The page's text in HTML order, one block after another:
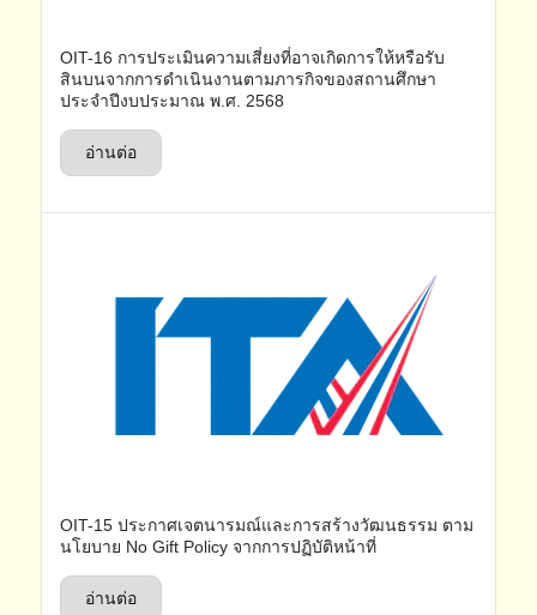
OIT-16 การประเมินความเสี่ยงที่อาจเกิดการให้หรือรับ
สินบนจากการดำเนินงานตามภารกิจของสถานศึกษา
ประจำปีงบประมาณ พ.ศ. 2568
อ่านต่อ
OIT-15 ประกาศเจตนารมณ์และการสร้างวัฒนธรรม ตาม
นโยบาย No Gift Policy จากการปฏิบัติหน้าที่
อ่านต่อ